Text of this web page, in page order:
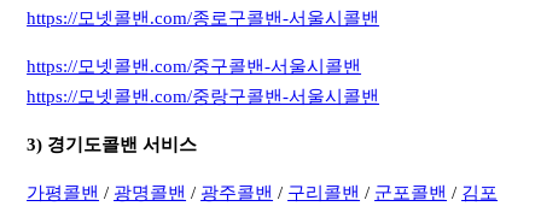
https://모넷콜밴.com/종로구콜밴-서울시콜밴
https://모넷콜밴.com/중구콜밴-서울시콜밴
https://모넷콜밴.com/중랑구콜밴-서울시콜밴
3) 경기도콜밴 서비스
가평콜밴 / 광명콜밴 / 광주콜밴 / 구리콜밴 / 군포콜밴 / 김포